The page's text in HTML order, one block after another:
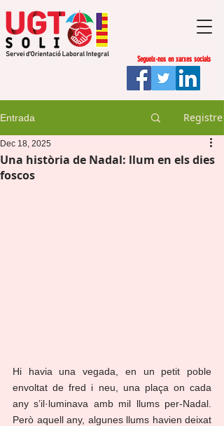
Segueix-nos en xarxes socials
Entrada Registre
Una història de Nadal: llum en els dies
foscos
Dec 18, 2025
Hi havia una vegada, en un petit poble
envoltat de fred i neu, una plaça on cada
any s’il·luminava amb mil llums per-Nadal.
Però aquell any, algunes llums havien deixat